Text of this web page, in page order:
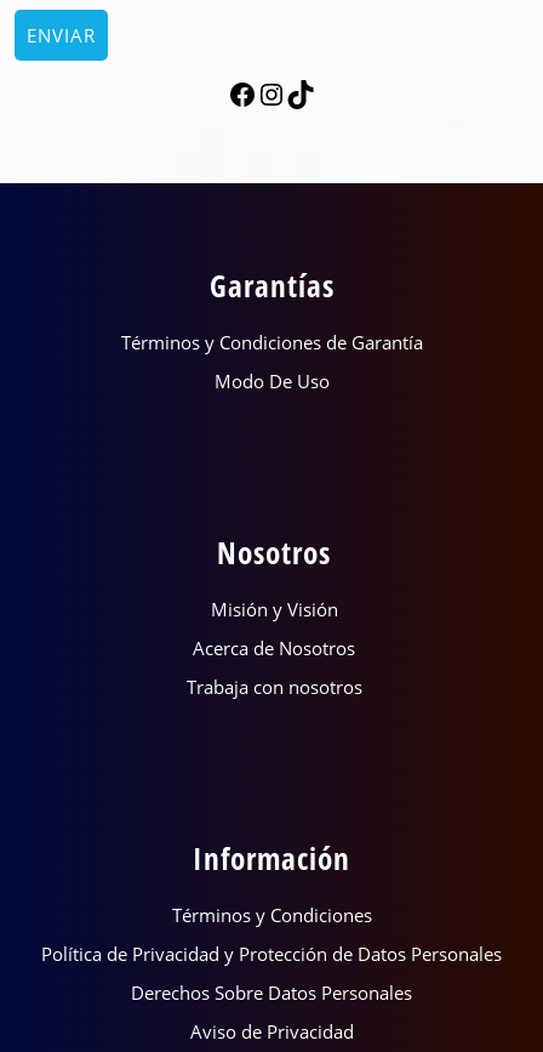
Garantías
Términos y Condiciones de Garantía
Modo De Uso
Nosotros
Misión y Visión
Acerca de Nosotros
Trabaja con nosotros
Información
Términos y Condiciones
Política de Privacidad y Protección de Datos Personales
Derechos Sobre Datos Personales
Aviso de Privacidad